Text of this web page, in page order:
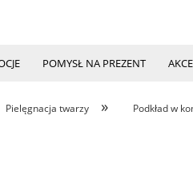
POMYSŁ NA PREZENT
Pielęgnacja twarzy » Podkład w